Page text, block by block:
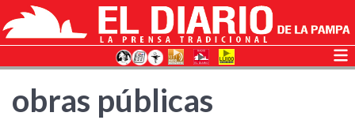
obras públicas